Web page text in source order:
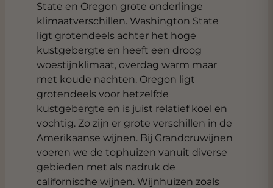
State en Oregon grote onderlinge
klimaatverschillen. Washington State
ligt grotendeels achter het hoge
kustgebergte en heeft een droog
woestijnklimaat, overdag warm maar
met koude nachten. Oregon ligt
grotendeels voor hetzelfde
kustgebergte en is juist relatief koel en
vochtig. Zo zijn er grote verschillen in de
Amerikaanse wijnen. Bij Grandcruwijnen
voeren we de tophuizen vanuit diverse
gebieden met als nadruk de
californische wijnen. Wijnhuizen zoals